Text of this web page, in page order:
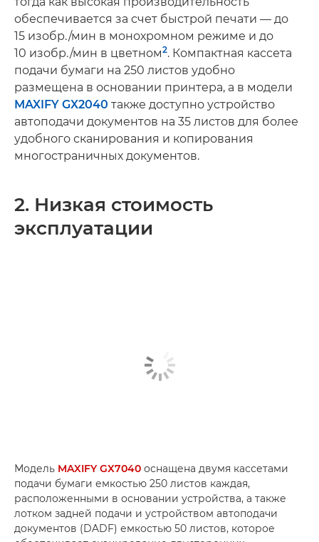
обеспечивается за счет быстрой печати — до
15 изобр./мин в монохромном режиме и до
10 изобр./мин в цветном2. Компактная кассета
подачи бумаги на 250 листов удобно
размещена в основании принтера, а в модели
MAXIFY GX2040 также доступно устройство
автоподачи документов на 35 листов для более
удобного сканирования и копирования
многостраничных документов.
2. Низкая стоимость
эксплуатации
Модель MAXIFY GX7040 оснащена двумя кассетами
подачи бумаги емкостью 250 листов каждая,
расположенными в основании устройства, а также
лотком задней подачи и устройством автоподачи
документов (DADF) емкостью 50 листов, которое